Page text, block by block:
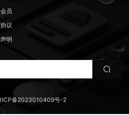
员
议
明
ICP备2023010409号-2